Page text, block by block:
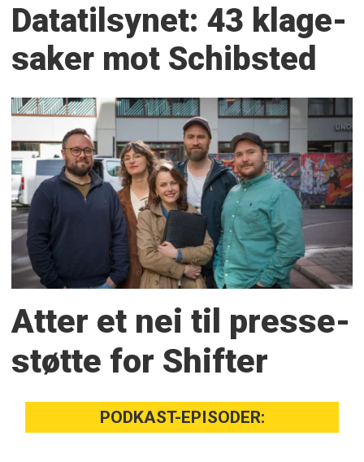
Datatilsynet: 43 klage­
saker mot Schibsted
Atter et nei til presse­
støtte for Shifter
PODKAST-EPISODER: